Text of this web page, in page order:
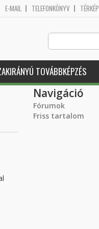
E-MAIL TELEFONKÖNYV TÉRKÉP
TOVÁBBKÉPZÉS
Navigáció
Fórumok
Friss tartalom